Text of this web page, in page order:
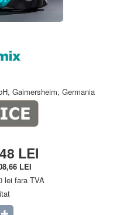
Gaimersheim, Germania
LEI
LEI
lei fara TVA